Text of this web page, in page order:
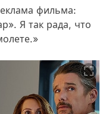
фильма:
Я так рада, что